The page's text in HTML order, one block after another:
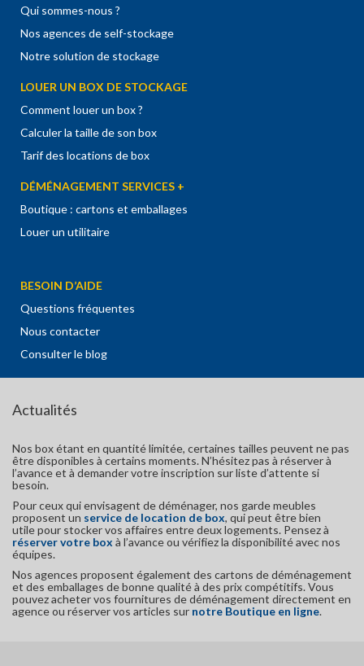
Qui sommes-nous ?
Nos agences de self-stockage
Notre solution de stockage
LOUER UN BOX DE STOCKAGE
Comment louer un box ?
Calculer la taille de son box
Tarif des locations de box
DÉMÉNAGEMENT SERVICES +
Boutique : cartons et emballages
Louer un utilitaire
BESOIN D’AIDE
Questions fréquentes
Nous contacter
Consulter le blog
Actualités
Nos box étant en quantité limitée, certaines tailles peuvent ne pas
être disponibles à certains moments. N’hésitez pas à réserver à
l’avance et à demander votre inscription sur liste d’attente si
besoin.
Pour ceux qui envisagent de déménager, nos garde meubles
proposent un service de location de box, qui peut être bien
utile pour stocker vos affaires entre deux logements. Pensez à
réserver votre box à l’avance ou vérifiez la disponibilité avec nos
équipes.
Nos agences proposent également des cartons de déménagement
et des emballages de bonne qualité à des prix compétitifs. Vous
pouvez acheter vos fournitures de déménagement directement en
agence ou réserver vos articles sur notre Boutique en ligne.